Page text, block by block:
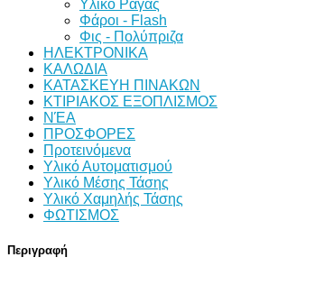
Υλικό Ράγας
Φάροι - Flash
Φις - Πολύπριζα
ΗΛΕΚΤΡΟΝΙΚΑ
ΚΑΛΩΔΙΑ
ΚΑΤΑΣΚΕΥΗ ΠΙΝΑΚΩΝ
ΚΤΙΡΙΑΚΟΣ ΕΞΟΠΛΙΣΜΟΣ
ΝΈΑ
ΠΡΟΣΦΟΡΕΣ
Προτεινόμενα
Υλικό Αυτοματισμού
Υλικό Μέσης Τάσης
Υλικό Χαμηλής Τάσης
ΦΩΤΙΣΜΟΣ
Περιγραφή